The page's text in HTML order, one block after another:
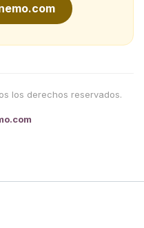
los derechos reservados.